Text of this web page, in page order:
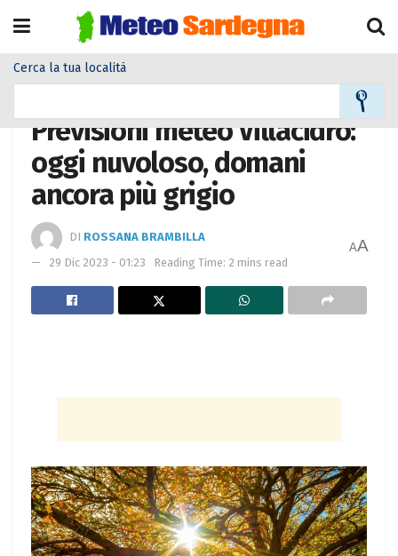
Cerca la tua località
Previsioni meteo Villacidro:
oggi nuvoloso, domani
ancora più grigio
DI ROSSANA BRAMBILLA
29 Dic 2023 - 01:23
Reading Time: 2 mins read
AA